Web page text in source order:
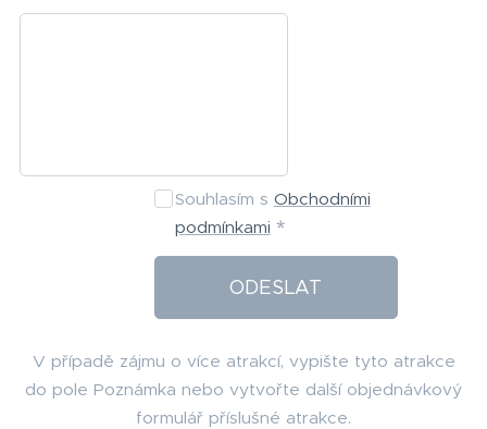
Souhlasím s Obchodními
podmínkami
ODESLAT
V případě zájmu o více atrakcí, vypište tyto atrakce
do pole Poznámka nebo vytvořte další objednávkový
formulář příslušné atrakce.